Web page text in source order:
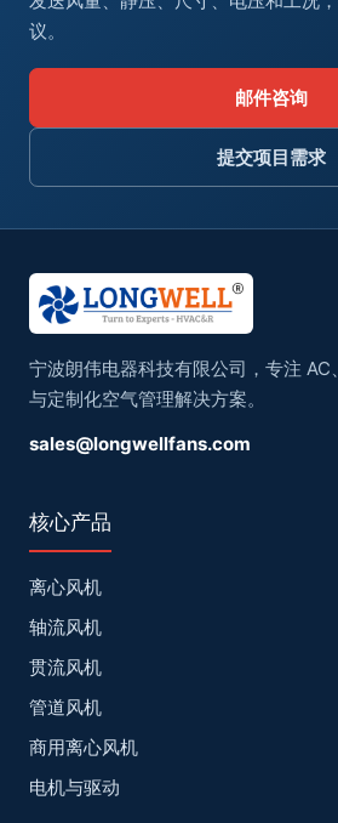
议。
邮件咨询
提交项目需求
宁波朗伟电器科技有限公司，专注
与定制化空气管理解决方案。
sales@longwellfans.com
核心产品
离心风机
轴流风机
贯流风机
管道风机
商用离心风机
电机与驱动